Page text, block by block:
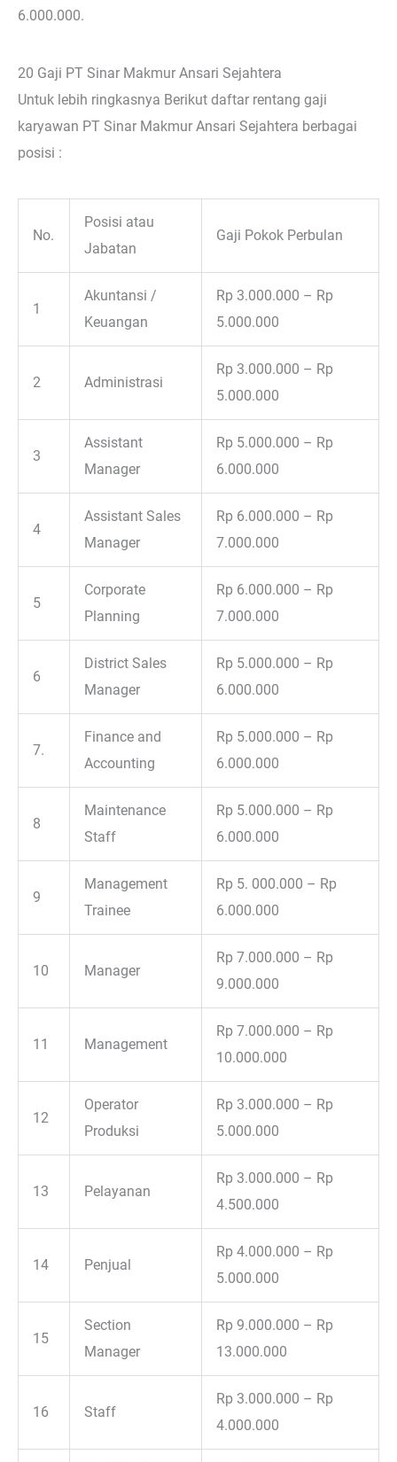
6.000.000.
20 Gaji PT Sinar Makmur Ansari Sejahtera
Untuk lebih ringkasnya Berikut daftar rentang gaji
karyawan PT Sinar Makmur Ansari Sejahtera berbagai
posisi :
No.
Posisi atau
Jabatan
Gaji Pokok Perbulan
1
Akuntansi /
Keuangan
Rp 3.000.000 – Rp
5.000.000
2 Administrasi
Rp 3.000.000 – Rp
5.000.000
3
Assistant
Manager
Rp 5.000.000 – Rp
6.000.000
4
Assistant Sales
Manager
Rp 6.000.000 – Rp
7.000.000
5
Corporate
Planning
Rp 6.000.000 – Rp
7.000.000
6
District Sales
Manager
Rp 5.000.000 – Rp
6.000.000
7.
Finance and
Accounting
Rp 5.000.000 – Rp
6.000.000
8
Maintenance
Staff
Rp 5.000.000 – Rp
6.000.000
9
Management
Trainee
Rp 5. 000.000 – Rp
6.000.000
10 Manager
Rp 7.000.000 – Rp
9.000.000
11 Management
Rp 7.000.000 – Rp
10.000.000
12
Operator
Produksi
Rp 3.000.000 – Rp
5.000.000
13 Pelayanan
Rp 3.000.000 – Rp
4.500.000
14 Penjual
Rp 4.000.000 – Rp
5.000.000
15
Section
Manager
Rp 9.000.000 – Rp
13.000.000
16 Staff
Rp 3.000.000 – Rp
4.000.000